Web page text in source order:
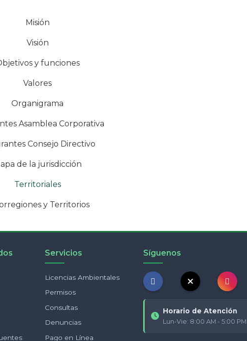
Misión
Visión
y funciones
Valores
Organigrama
Asamblea Corporativa
Consejo Directivo
de la jurisdicción
Territoriales
y Territorios
Servicios
Licencias Ambientales
Permisos
Consultas
Denuncias
Pago en Línea
Síguenos
Horario de Atención
Lun-Vie: 8:00 AM - 5:00 PM